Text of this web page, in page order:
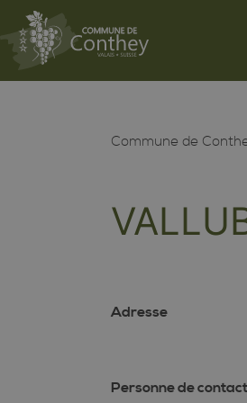
Commune de
Adresse
Personne de contact